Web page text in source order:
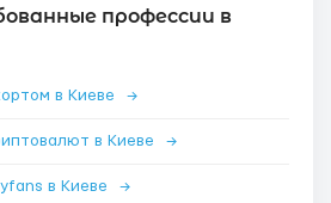
профессии в
в Киеве →
в Киеве →
в Киеве →